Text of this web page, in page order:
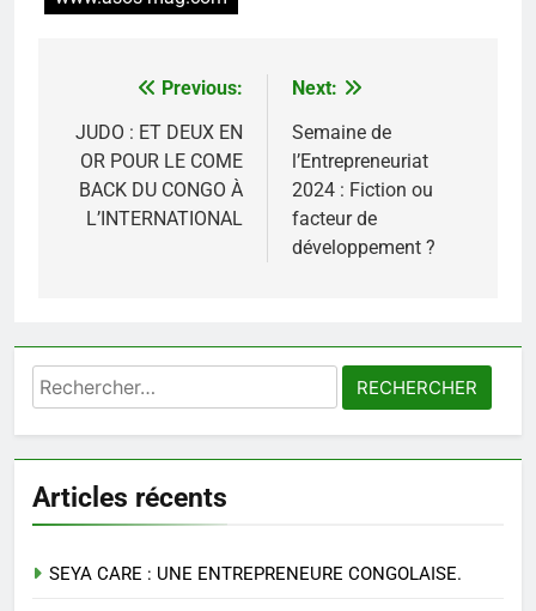
Navigation
de
l’article
Previous:
JUDO : ET DEUX EN
OR POUR LE COME
BACK DU CONGO À
L’INTERNATIONAL
Next:
Semaine de
l’Entrepreneuriat
2024 : Fiction ou
facteur de
développement ?
Rechercher :
Articles récents
SEYA CARE : UNE ENTREPRENEURE CONGOLAISE.